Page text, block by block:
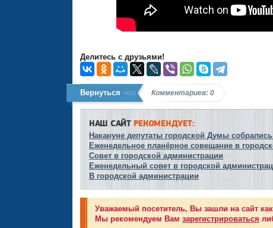
Делитесь с друзьями!
Вернуться Комментариев: 0
НАШ САЙТРЕКОМЕНДУЕТ:
Накануне депутаты городской Думы
Еженедельное планёрное совещание в
Совет в городской администрации
Еженедельный совет в городской
В городской администрации
Уважаемый посетитель, Вы зашли на сайт
Мы рекомендуем Вам зарегистрироваться